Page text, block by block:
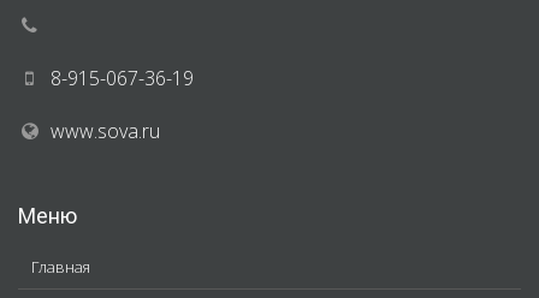
8-915-067-36-19
www.sova.ru
Меню
Главная